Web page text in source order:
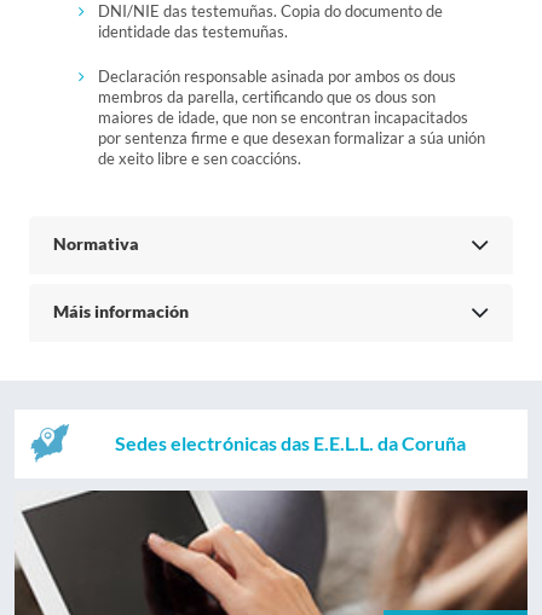
DNI/NIE das testemuñas. Copia do documento de
identidade das testemuñas.
Declaración responsable asinada por ambos os dous
membros da parella, certificando que os dous son
maiores de idade, que non se encontran incapacitados
por sentenza firme e que desexan formalizar a súa unión
de xeito libre e sen coaccións.
Normativa
Máis información
Sedes electrónicas das E.E.L.L. da Coruña